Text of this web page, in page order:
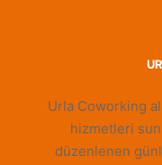
Urla Coworking
hizmetleri
düzenlenen